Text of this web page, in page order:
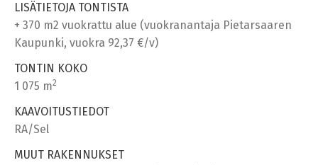
LISÄTIETOJA TONTISTA
+ 370 m2 vuokrattu alue (vuokranantaja Pietarsaaren
Kaupunki, vuokra 92,37 €/v)
TONTIN KOKO
1 075 m2
KAAVOITUSTIEDOT
RA/Sel
MUUT RAKENNUKSET